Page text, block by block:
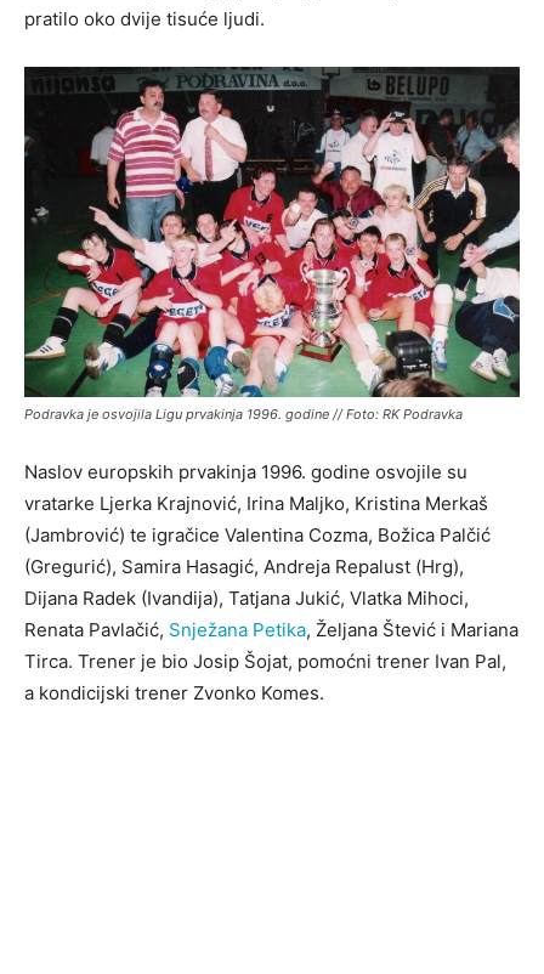
pratilo oko dvije tisuće ljudi.
Podravka je osvojila Ligu prvakinja 1996. godine // Foto: RK Podravka
Naslov europskih prvakinja 1996. godine osvojile su
vratarke Ljerka Krajnović, Irina Maljko, Kristina Merkaš
(Jambrović) te igračice Valentina Cozma, Božica Palčić
(Gregurić), Samira Hasagić, Andreja Repalust (Hrg),
Dijana Radek (Ivandija), Tatjana Jukić, Vlatka Mihoci,
Renata Pavlačić, Snježana Petika, Željana Štević i Mariana
Tirca. Trener je bio Josip Šojat, pomoćni trener Ivan Pal,
a kondicijski trener Zvonko Komes.